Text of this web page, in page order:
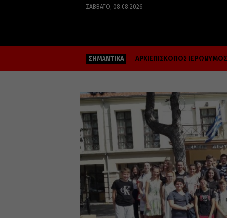
ΣΆΒΒΑΤΟ, 08.08.2026
ΣΗΜΑΝΤΙΚΑ ΑΡΧΙΕΠΙΣΚΟΠΟΣ ΙΕΡΩΝΥΜΟΣ